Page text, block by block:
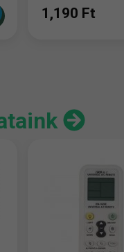
1,190 Ft